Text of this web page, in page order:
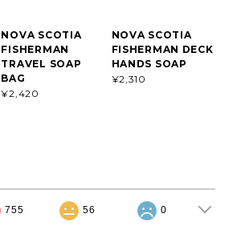
NOVA SCOTIA
FISHERMAN
TRAVEL SOAP
BAG
¥2,420
NOVA SCOTIA
FISHERMAN DECK
HANDS SOAP
¥2,310
755 56 0